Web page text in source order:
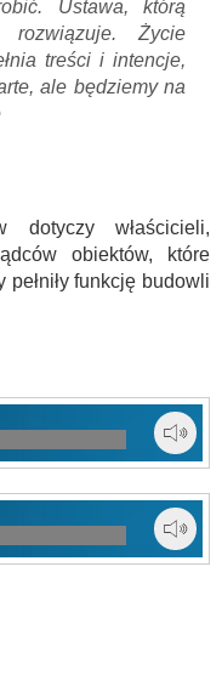
Ustawa, którą
rozwiązuje. Życie
treści i intencje,
ale będziemy na
dotyczy właścicieli,
obiektów, które
funkcję budowli